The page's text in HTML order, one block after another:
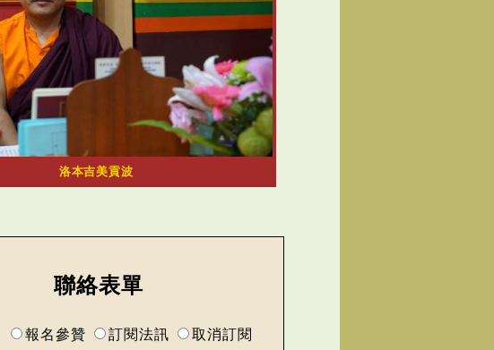
洛本吉美貢波
聯絡表單
報名參贊 訂閱法訊
取消訂閱